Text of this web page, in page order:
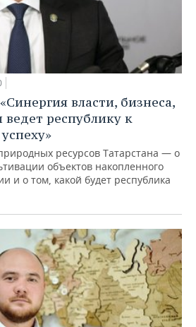
власти, бизнеса,
республику к
ресурсов Татарстана — о
объектов накопленного
и о том, какой будет республика